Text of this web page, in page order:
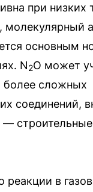
при низких
молекулярный
основным
N2O может
сложных
соединений,
реакции в